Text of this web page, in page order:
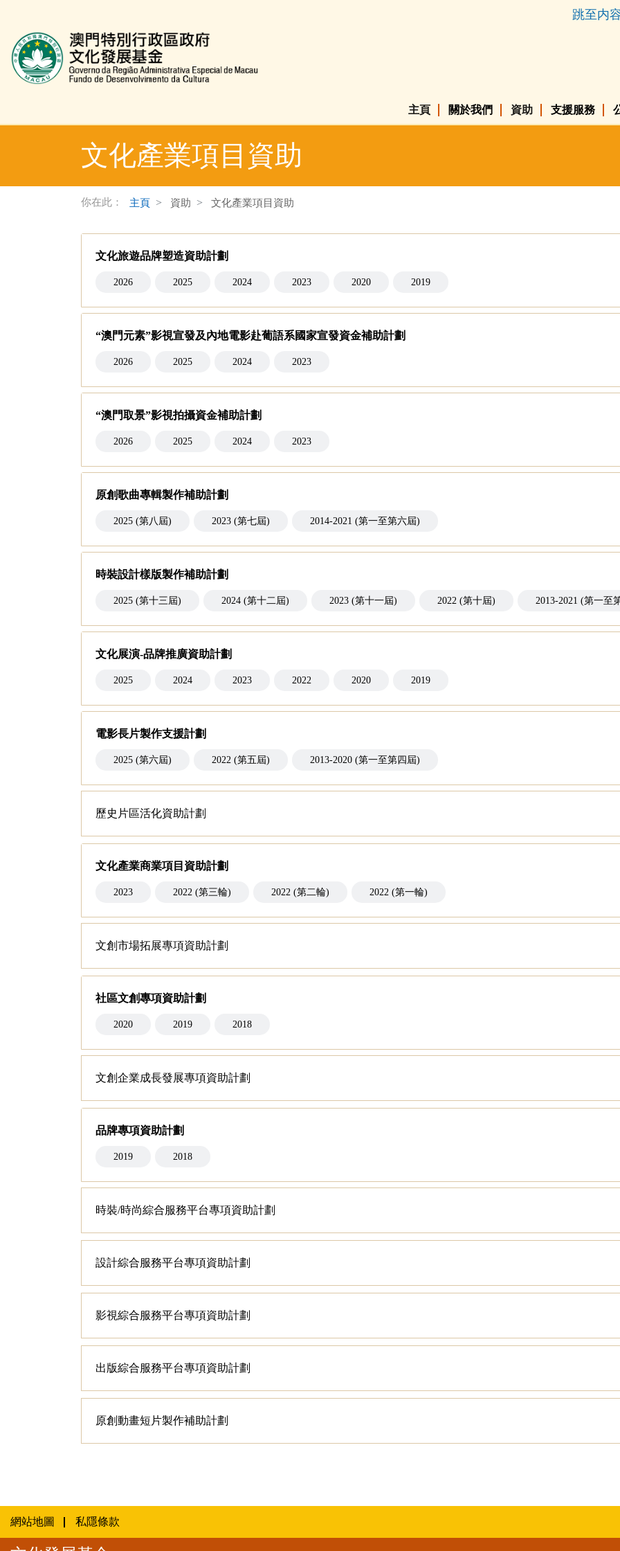
跳至内
文化發展基金網頁
主頁 關於我們 資助 支援服務
文化產業項目資助
你在此： 主頁 資助 文化產業項目資助
文化旅遊品牌塑造資助計劃
2026 2025 2024 2023 2020 2019
“澳門元素”影視宣發及內地電影赴葡語系國家宣發資金補助計劃
2026 2025 2024 2023
“澳門取景”影視拍攝資金補助計劃
2026 2025 2024 2023
原創歌曲專輯製作補助計劃
2025 (第八屆) 2023 (第七屆) 2014-2021 (第一至第六屆)
時裝設計樣版製作補助計劃
2025 (第十三屆) 2024 (第十二屆) 2023 (第十一屆) 2022 (第十屆) 2013-2021 (第一至
文化展演-品牌推廣資助計劃
2025 2024 2023 2022 2020 2019
電影長片製作支援計劃
2025 (第六屆) 2022 (第五屆) 2013-2020 (第一至第四屆)
歷史片區活化資助計劃
文化產業商業項目資助計劃
2023 2022 (第三輪) 2022 (第二輪) 2022 (第一輪)
文創市場拓展專項資助計劃
社區文創專項資助計劃
2020 2019 2018
文創企業成長發展專項資助計劃
品牌專項資助計劃
2019 2018
時裝/時尚綜合服務平台專項資助計劃
設計綜合服務平台專項資助計劃
影視綜合服務平台專項資助計劃
出版綜合服務平台專項資助計劃
原創動畫短片製作補助計劃
網站地圖 私隱條款